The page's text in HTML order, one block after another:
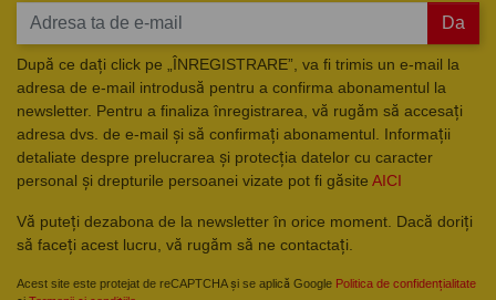
Da
După ce dați click pe „ÎNREGISTRARE”, va fi trimis un e-mail la
adresa de e-mail introdusă pentru a confirma abonamentul la
newsletter. Pentru a finaliza înregistrarea, vă rugăm să accesați
adresa dvs. de e-mail și să confirmați abonamentul. Informații
detaliate despre prelucrarea și protecția datelor cu caracter
personal și drepturile persoanei vizate pot fi găsite AICI
Vă puteți dezabona de la newsletter în orice moment. Dacă doriți
să faceți acest lucru, vă rugăm să ne contactați.
Acest site este protejat de reCAPTCHA și se aplică Google Politica de confidențialitate